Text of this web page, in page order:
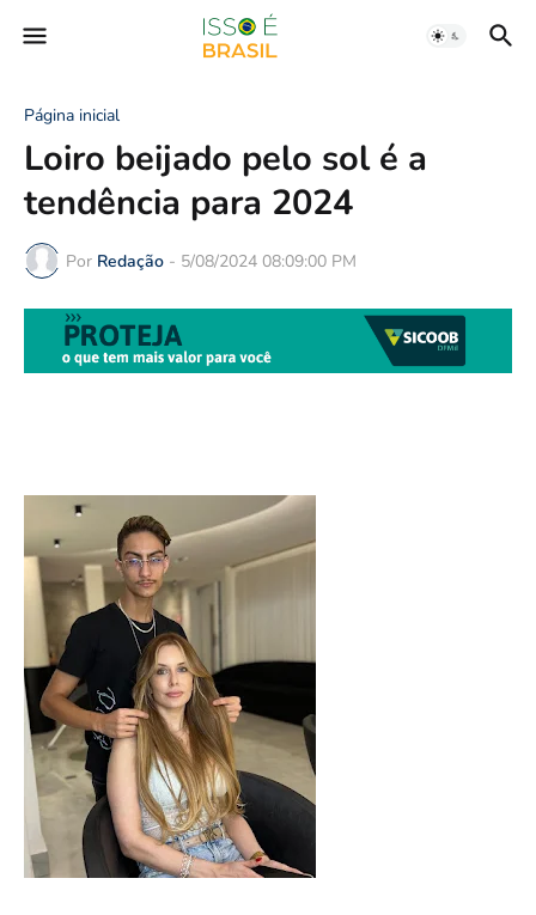
Página inicial
Loiro beijado pelo sol é a
tendência para 2024
Por Redação - 5/08/2024 08:09:00 PM